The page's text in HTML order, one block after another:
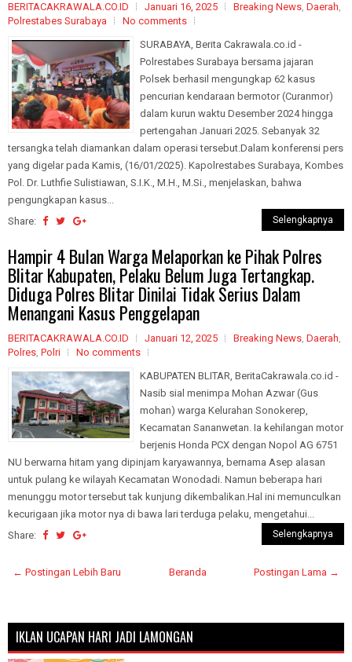
BERITACAKRAWALA.CO.ID Januari 16, 2025 Breaking News, Daerah,
Polrestabes Surabaya
No comments
SURABAYA, Berita Cakrawala.co.id -
Polrestabes Surabaya bersama jajaran
Polsek berhasil mengungkap 62 kasus
pencurian kendaraan bermotor (Curanmor)
dalam kurun waktu Desember 2024 hingga
pertengahan Januari 2025. Sebanyak 32
tersangka telah diamankan dalam operasi tersebut.Dalam konferensi pers
yang digelar pada Kamis, (16/01/2025). Kapolrestabes Surabaya, Kombes
Pol. Dr. Luthfie Sulistiawan, S.I.K., M.H., M.Si., menjelaskan, bahwa
pengungkapan kasus...
Share:
Selengkapnya
Hampir 4 Bulan Warga Melaporkan ke Pihak Polres
Blitar Kabupaten, Pelaku Belum Juga Tertangkap.
Diduga Polres Blitar Dinilai Tidak Serius Dalam
Menangani Kasus Penggelapan
BERITACAKRAWALA.CO.ID Januari 12, 2025 Breaking News, Daerah,
Polres, Polri
No comments
KABUPATEN BLITAR, BeritaCakrawala.co.id -
Nasib sial menimpa Mohan Azwar (Gus
mohan) warga Kelurahan Sonokerep,
Kecamatan Sananwetan. Ia kehilangan motor
berjenis Honda PCX dengan Nopol AG 6751
NU berwarna hitam yang dipinjam karyawannya, bernama Asep alasan
untuk pulang ke wilayah Kecamatan Wonodadi. Namun beberapa hari
menunggu motor tersebut tak kunjung dikembalikan.Hal ini memunculkan
kecurigaan jika motor nya di bawa lari terduga pelaku, mengetahui...
Share:
Selengkapnya
← Postingan Lebih Baru Postingan Lama →
Beranda
IKLAN UCAPAN HARI JADI LAMONGAN